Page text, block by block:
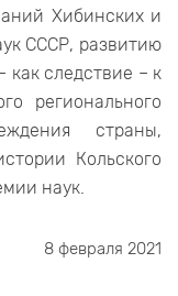
Хибинских и
СССР, развитию
как следствие – к
регионального
страны,
Кольского
наук.
8 февраля 2021